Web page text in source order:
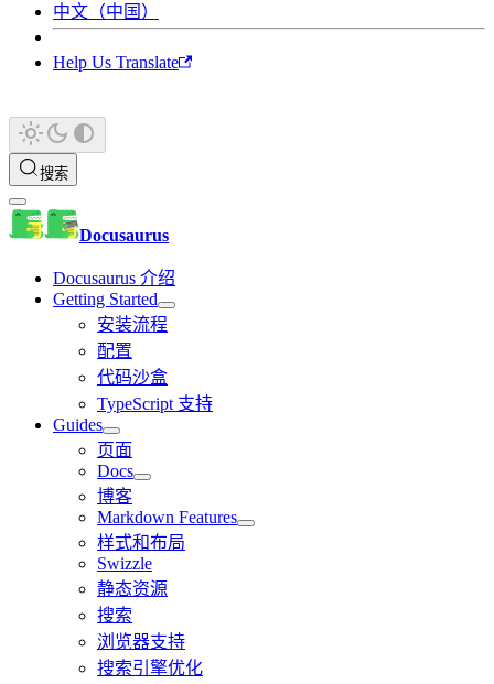
中文（中国）
Help Us Translate
搜索
Docusaurus
Docusaurus 介绍
Getting Started
安装流程
配置
代码沙盒
TypeScript 支持
Guides
页面
Docs
博客
Markdown Features
样式和布局
Swizzle
静态资源
搜索
浏览器支持
搜索引擎优化